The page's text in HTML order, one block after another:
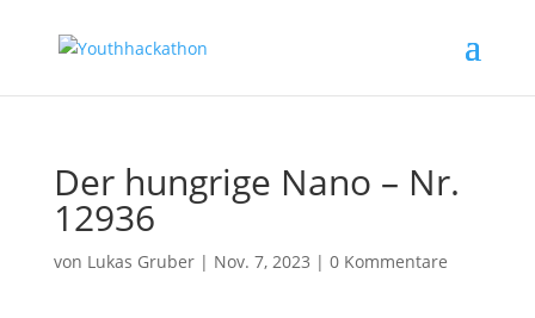
Der hungrige Nano – Nr.
12936
von Lukas Gruber| Nov. 7, 2023 | 0 Kommentare